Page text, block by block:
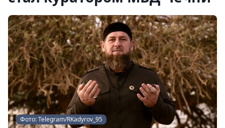
Фото: Telegram/RKadyrov_95